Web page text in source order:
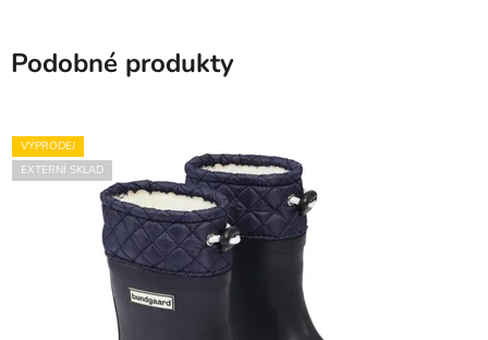
Podobné produkty
VÝPRODEJ
EXTERNÍ SKLAD